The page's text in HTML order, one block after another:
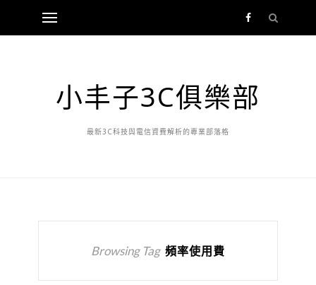
小丰子3C俱樂部
最新3C科技與電信資費解析的專業部落格
Browsing Tag 頻率使用費